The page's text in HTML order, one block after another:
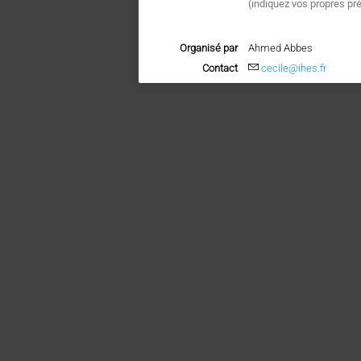
(indiquez vos propres
Organisé par
Ahmed Abbes
Contact
cecile@ihes.fr